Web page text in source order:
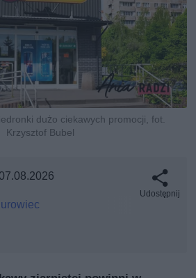
dużo ciekawych promocji, fot.
Krzysztof Bubel
07.08.2026
Udostępnij